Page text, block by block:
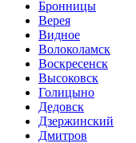
Бронницы
Верея
Видное
Волоколамск
Воскресенск
Высоковск
Голицыно
Дедовск
Дзержинский
Дмитров